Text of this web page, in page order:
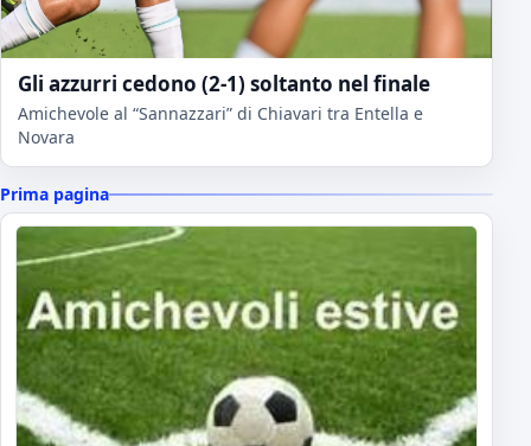
Gli azzurri cedono (2-1) soltanto nel finale
Amichevole al “Sannazzari” di Chiavari tra Entella e
Novara
Prima pagina